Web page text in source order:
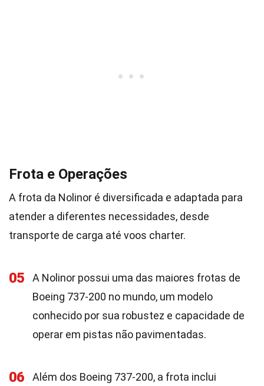
Frota e Operações
A frota da Nolinor é diversificada e adaptada para
atender a diferentes necessidades, desde
transporte de carga até voos charter.
05
A Nolinor possui uma das maiores frotas de
Boeing 737-200 no mundo, um modelo
conhecido por sua robustez e capacidade de
operar em pistas não pavimentadas.
06
Além dos Boeing 737-200, a frota inclui